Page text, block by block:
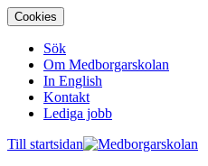
Cookies
Sök
Om Medborgarskolan
In English
Kontakt
Lediga jobb
Till startsidan